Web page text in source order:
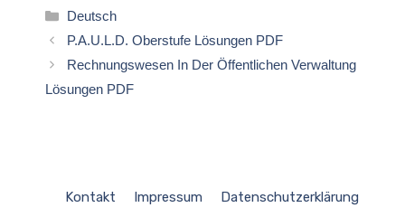
Kategorien
Deutsch
P.A.U.L.D. Oberstufe Lösungen PDF
Rechnungswesen In Der Öffentlichen Verwaltung
Lösungen PDF
Kontakt Impressum
Datenschutzerklärung